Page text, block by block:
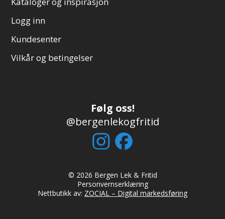
Logg inn
Kundesenter
Vilkår og betingelser
Følg oss!
@bergenlekogfritid
© 2026 Bergen Lek & Fritid
Personvernserklæring
Nettbutikk av: ZOCIAL – Digital markedsføring